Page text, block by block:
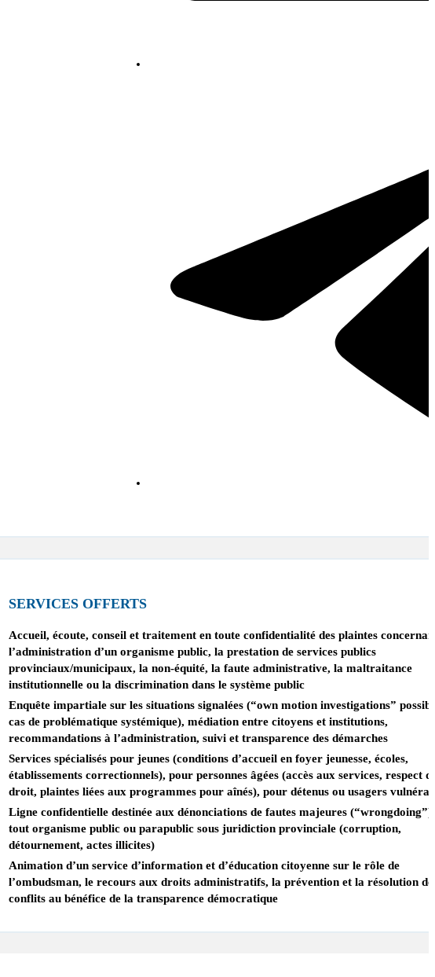
SERVICES OFFERTS
Accueil, écoute, conseil et traitement en toute confidentialité des plaintes
l’administration d’un organisme public, la prestation de services publics
provinciaux/municipaux, la non‑équité, la faute administrative, la maltraitance
institutionnelle ou la discrimination dans le système public
Enquête impartiale sur les situations signalées (“own motion investigations”
cas de problématique systémique), médiation entre citoyens et institutions,
recommandations à l’administration, suivi et transparence des démarches
Services spécialisés pour jeunes (conditions d’accueil en foyer jeunesse, écoles,
établissements correctionnels), pour personnes âgées (accès aux services, respect
droit, plaintes liées aux programmes pour aînés), pour détenus ou usagers
Ligne confidentielle destinée aux dénonciations de fautes majeures (“wrongdoing”)
tout organisme public ou parapublic sous juridiction provinciale (corruption,
détournement, actes illicites)
Animation d’un service d’information et d’éducation citoyenne sur le rôle de
l’ombudsman, le recours aux droits administratifs, la prévention et la résolution
conflits au bénéfice de la transparence démocratique